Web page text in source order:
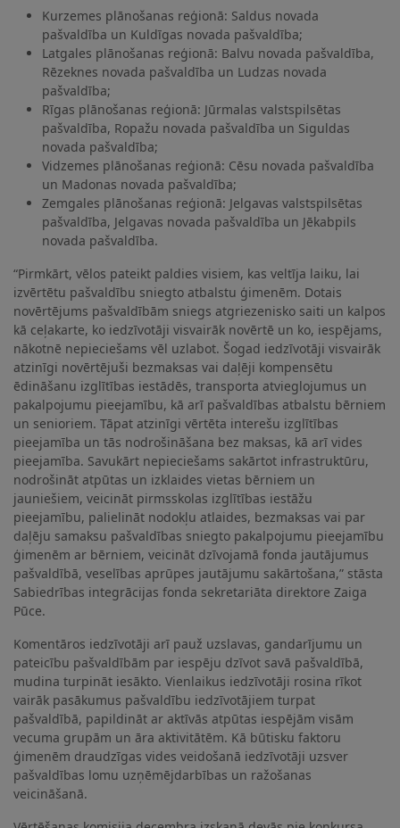
Kurzemes plānošanas reģionā: Saldus novada
pašvaldība un Kuldīgas novada pašvaldība;
Latgales plānošanas reģionā: Balvu novada pašvaldība,
Rēzeknes novada pašvaldība un Ludzas novada
pašvaldība;
Rīgas plānošanas reģionā: Jūrmalas valstspilsētas
pašvaldība, Ropažu novada pašvaldība un Siguldas
novada pašvaldība;
Vidzemes plānošanas reģionā: Cēsu novada pašvaldība
un Madonas novada pašvaldība;
Zemgales plānošanas reģionā: Jelgavas valstspilsētas
pašvaldība, Jelgavas novada pašvaldība un Jēkabpils
novada pašvaldība.
“Pirmkārt, vēlos pateikt paldies visiem, kas veltīja laiku, lai
izvērtētu pašvaldību sniegto atbalstu ģimenēm. Dotais
novērtējums pašvaldībām sniegs atgriezenisko saiti un kalpos
kā ceļakarte, ko iedzīvotāji visvairāk novērtē un ko, iespējams,
nākotnē nepieciešams vēl uzlabot. Šogad iedzīvotāji visvairāk
atzinīgi novērtējuši bezmaksas vai daļēji kompensētu
ēdināšanu izglītības iestādēs, transporta atvieglojumus un
pakalpojumu pieejamību, kā arī pašvaldības atbalstu bērniem
un senioriem. Tāpat atzinīgi vērtēta interešu izglītības
pieejamība un tās nodrošināšana bez maksas, kā arī vides
pieejamība. Savukārt nepieciešams sakārtot infrastruktūru,
nodrošināt atpūtas un izklaides vietas bērniem un
jauniešiem, veicināt pirmsskolas izglītības iestāžu
pieejamību, palielināt nodokļu atlaides, bezmaksas vai par
daļēju samaksu pašvaldības sniegto pakalpojumu pieejamību
ģimenēm ar bērniem, veicināt dzīvojamā fonda jautājumus
pašvaldībā, veselības aprūpes jautājumu sakārtošana,” stāsta
Sabiedrības integrācijas fonda sekretariāta direktore Zaiga
Pūce.
Komentāros iedzīvotāji arī pauž uzslavas, gandarījumu un
pateicību pašvaldībām par iespēju dzīvot savā pašvaldībā,
mudina turpināt iesākto. Vienlaikus iedzīvotāji rosina rīkot
vairāk pasākumus pašvaldību iedzīvotājiem turpat
pašvaldībā, papildināt ar aktīvās atpūtas iespējām visām
vecuma grupām un āra aktivitātēm. Kā būtisku faktoru
ģimenēm draudzīgas vides veidošanā iedzīvotāji uzsver
pašvaldības lomu uzņēmējdarbības un ražošanas
veicināšanā.